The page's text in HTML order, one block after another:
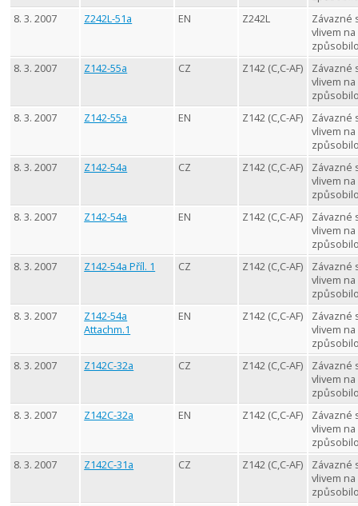
8. 3. 2007
Z242L-51a EN Z242L
Závazné
vlivem na
8. 3. 2007
Z142-55a CZ Z142 (C,C-AF)
Závazné
vlivem na
8. 3. 2007
Z142-55a EN Z142 (C,C-AF)
Závazné
vlivem na
8. 3. 2007
Z142-54a CZ Z142 (C,C-AF)
Závazné
vlivem na
8. 3. 2007
Z142-54a EN Z142 (C,C-AF)
Závazné
vlivem na
8. 3. 2007
Z142-54a Příl. 1 CZ Z142 (C,C-AF)
Závazné
vlivem na
8. 3. 2007
Z142-54a
Attachm.1
EN Z142 (C,C-AF)
Závazné
vlivem na
8. 3. 2007
Z142C-32a CZ Z142 (C,C-AF)
Závazné
vlivem na
8. 3. 2007
Z142C-32a EN Z142 (C,C-AF)
Závazné
vlivem na
8. 3. 2007
Z142C-31a CZ Z142 (C,C-AF)
Závazné
vlivem na